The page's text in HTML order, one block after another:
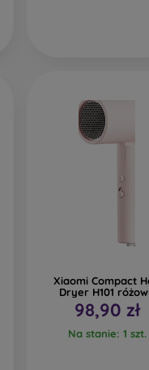
Xiaomi Compact
Dryer H101
98,90 zł
Na stanie: 1 szt.